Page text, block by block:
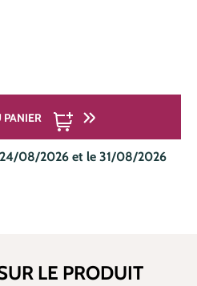
PANIER
24/08/2026 et le 31/08/2026
LE PRODUIT